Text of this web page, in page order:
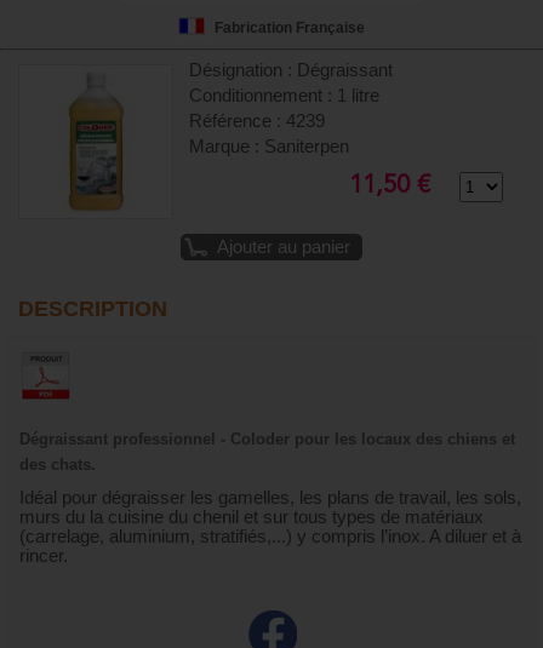
Fabrication Française
Désignation : Dégraissant
Conditionnement : 1 litre
Référence : 4239
Marque : Saniterpen
11,50 €
Ajouter au panier
DESCRIPTION
Dégraissant professionnel - Coloder pour les locaux des chiens et
des chats.
Idéal pour dégraisser les gamelles, les plans de travail, les sols,
murs du la cuisine du chenil et sur tous types de matériaux
(carrelage, aluminium, stratifiés,...) y compris l’inox. A diluer et à
rincer.